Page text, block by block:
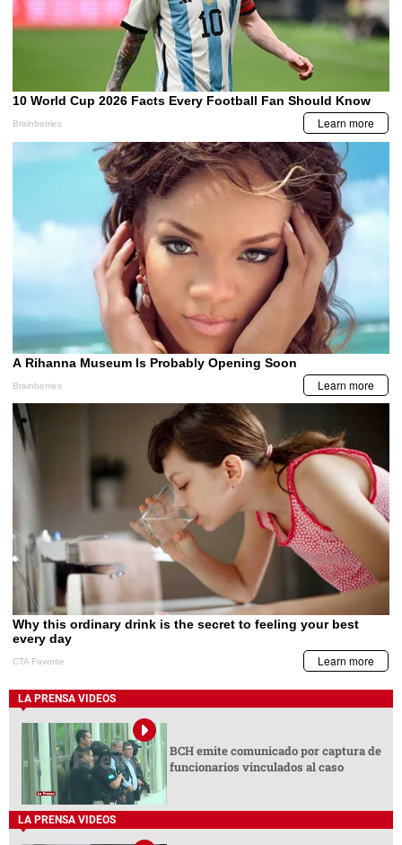
LA PRENSA VIDEOS
BCH emite comunicado por captura de
funcionarios vinculados al caso
LA PRENSA VIDEOS